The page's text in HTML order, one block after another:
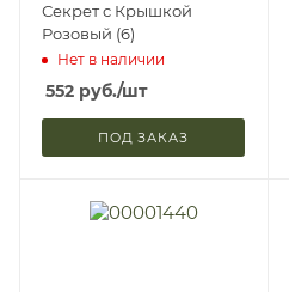
Секрет с Крышкой
Розовый (6)
Нет в наличии
552 руб./шт
ПОД ЗАКАЗ